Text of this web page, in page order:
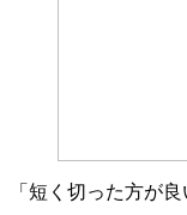
「短く切った方が